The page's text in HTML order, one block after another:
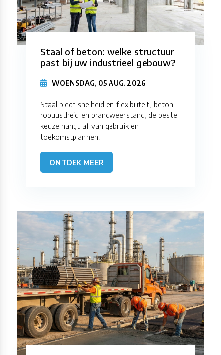
Staal of beton: welke structuur
past bij uw industrieel gebouw?
WOENSDAG, 05 AUG. 2026
Staal biedt snelheid en flexibiliteit, beton
robuustheid en brandweerstand; de beste
keuze hangt af van gebruik en
toekomstplannen.
ONTDEK MEER